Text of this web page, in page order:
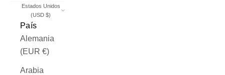
Estados Unidos
(USD $)
País
Alemania
(EUR €)
Arabia